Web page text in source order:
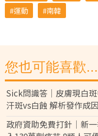
運動
南韓
您也可能喜歡...
Sick問識答｜皮膚現白
汗斑vs白蝕 解析發作成
政府資助免費打針｜新